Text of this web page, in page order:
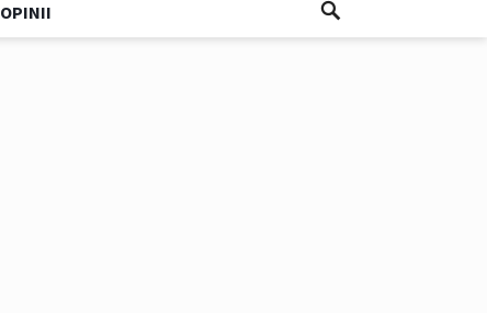
OPINII